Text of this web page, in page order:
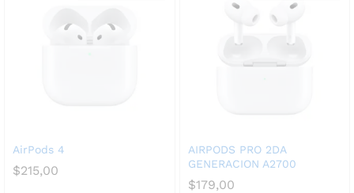
AirPods 4
$215,00
AIRPODS PRO 2DA
GENERACION A2700
$179,00